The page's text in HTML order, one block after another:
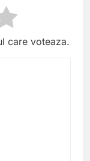
care voteaza.